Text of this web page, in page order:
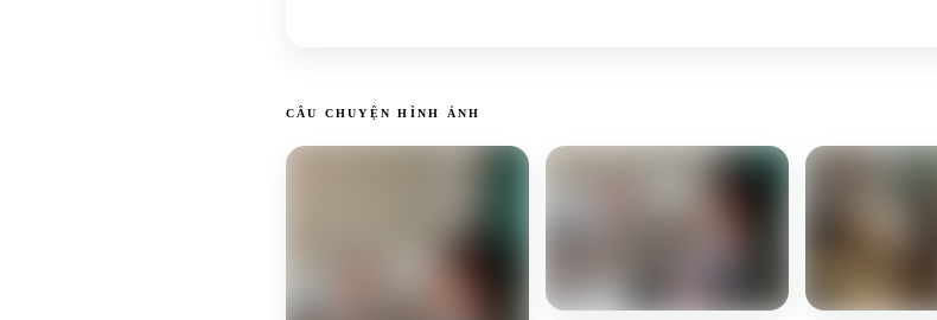
CÂU CHUYỆN HÌNH ẢNH